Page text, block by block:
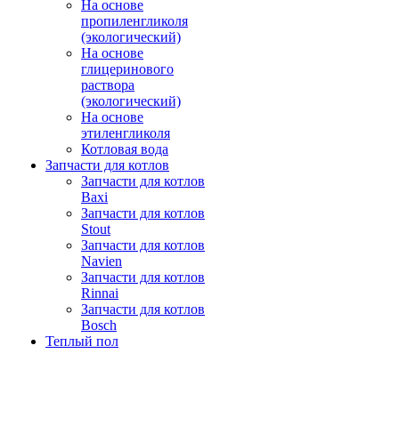
На основе
пропиленгликоля
(экологический)
На основе
глицеринового
раствора
(экологический)
На основе
этиленгликоля
Котловая вода
Запчасти для котлов
Запчасти для котлов
Baxi
Запчасти для котлов
Stout
Запчасти для котлов
Navien
Запчасти для котлов
Rinnai
Запчасти для котлов
Bosch
Теплый пол